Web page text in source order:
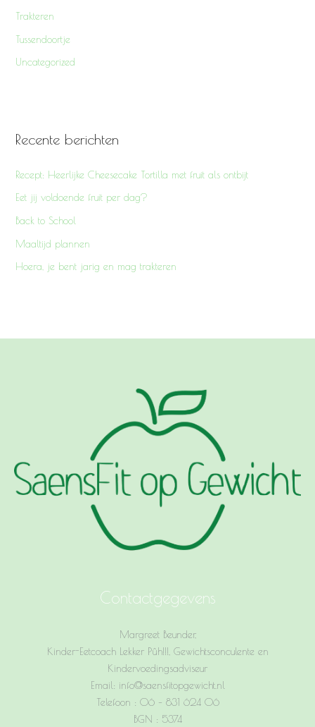
Trakteren
Tussendoortje
Uncategorized
Recente berichten
Recept: Heerlijke Cheesecake Tortilla met fruit als ontbijt
Eet jij voldoende fruit per dag?
Back to School
Maaltijd plannen
Hoera, je bent jarig en mag trakteren
Contactgegevens
Margreet Beunder,
Kinder-Eetcoach Lekker Pûh!!!, Gewichtsconculente en
Kindervoedingsadviseur
Email: info@saensfitopgewicht.nl
Telefoon : 06 – 831 624 06
BGN : 5374